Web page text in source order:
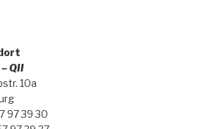
QII
10a
97 39 30